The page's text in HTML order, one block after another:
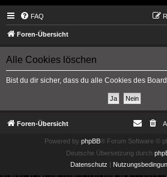
FAQ
Foren-Übersicht
Alle Cookies löschen
Bist du dir sicher, dass du alle Cookies des
Foren-Übersicht
Powered byphpBB® Forum Software ©
Deutsche Übersetzung durch
Datenschutz |